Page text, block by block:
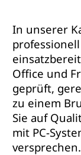
In unserer
Office und
geprüft,
zu einem
Sie auf
mit PC-
versprechen.